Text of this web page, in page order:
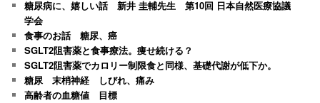
糖尿病に、嬉しい話 新井 圭輔先生 第10回 日本自然医療協議
学会
食事のお話 糖尿、癌
SGLT2阻害薬と食事療法。痩せ続ける？
SGLT2阻害薬でカロリー制限食と同様、基礎代謝が低下か。
糖尿 末梢神経 しびれ、痛み
高齢者の血糖値 目標